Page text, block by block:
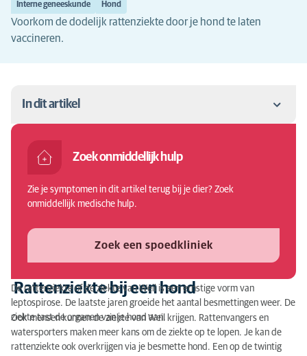
Interne geneeskunde Hond
Voorkom de dodelijk rattenziekte door je hond te laten
vaccineren.
In dit artikel
Rattenziekte bij een hond: de oorzaak
behandelen?
Rattenziekte bij een hond: de behandeling
Zoek onmiddellijk hulp
Zie je symptomen in dit artikel terug bij je dier? Zoek
onmiddellijk medische hulp.
Zoek een spoedkliniek
Rattenziekte bij een hond
De rattenziekte of de ziekte van Weil is een ernstige vorm van
leptospirose. De laatste jaren groeide het aantal besmettingen weer. De
ziekte tast de organen van je hond aan.
Ook mensen kunnen de ziekte van Weil krijgen. Rattenvangers en
watersporters maken meer kans om de ziekte op te lopen. Je kan de
rattenziekte ook overkrijgen via je besmette hond. Een op de twintig